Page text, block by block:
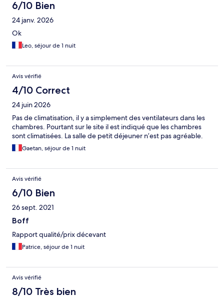
6/10 Bien
24 janv. 2026
Ok
Leo, séjour de 1 nuit
Avis vérifié
4/10 Correct
24 juin 2026
Pas de climatisation, il y a simplement des ventilateurs dans les
chambres. Pourtant sur le site il est indiqué que les chambres
sont climatisées. La salle de petit déjeuner n’est pas agréable.
Gaetan, séjour de 1 nuit
Avis vérifié
6/10 Bien
26 sept. 2021
Boff
Rapport qualité/prix décevant
Patrice, séjour de 1 nuit
Avis vérifié
8/10 Très bien